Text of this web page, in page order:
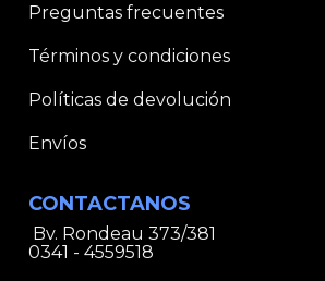
Preguntas frecuentes
Términos y condiciones
Políticas de devolución
Envíos
CONTACTANOS
Bv. Rondeau 373/381
0341 - 4559518